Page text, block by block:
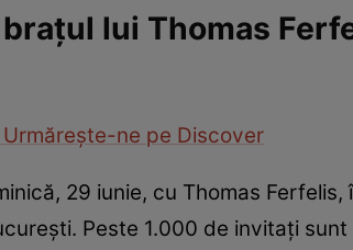
lui Thomas
Urmărește-ne pe Discover
29 iunie, cu Thomas
Peste 1.000 de invitați